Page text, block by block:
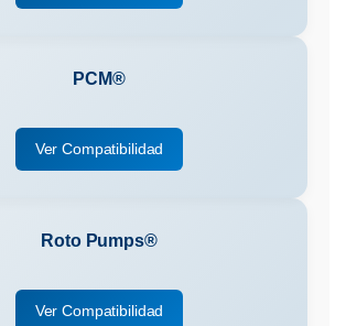
PCM®
Ver Compatibilidad
Roto Pumps®
Ver Compatibilidad